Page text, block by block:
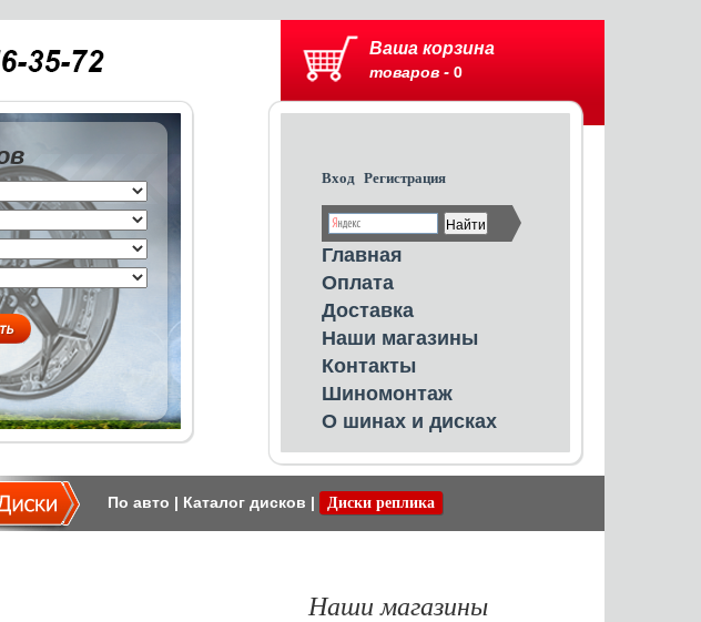
Ваша корзина
товаров - 0
Вход Регистрация
Главная
Оплата
Доставка
Наши магазины
Контакты
Шиномонтаж
О шинах и дисках
По авто | Каталог дисков | Диски реплика
Наши магазины